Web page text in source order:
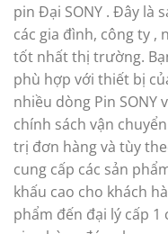
pin Đại SONY . Đây là
các gia đình, công ty ,
tốt nhất thị trường.
phù hợp với thiết bị
nhiều dòng Pin SONY
chính sách vận
trị đơn hàng và tùy
cung cấp các sản
khấu cao cho khách
phẩm đến đại lý cấp